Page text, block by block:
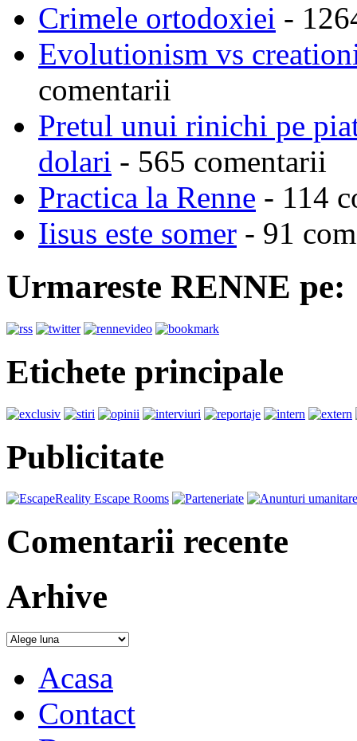
Crimele ortodoxiei -
Evolutionism vs
comentarii
Pretul unui rinichi pe
dolari - 565 comentarii
Practica la Renne - 114
Iisus este somer - 91
Urmareste RENNE pe:
Etichete principale
Publicitate
Comentarii recente
Arhive
Acasa
Contact